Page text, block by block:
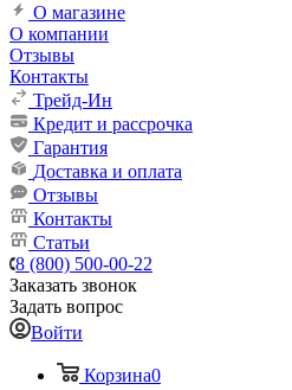
О магазине
О компании
Отзывы
Контакты
Трейд-Ин
Кредит и рассрочка
Гарантия
Доставка и оплата
Отзывы
Контакты
Статьи
8 (800) 500-00-22
Заказать звонок
Задать вопрос
Войти
Корзина0